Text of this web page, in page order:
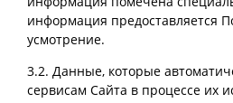
информация предоставляется
усмотрение.
3.2. Данные, которые
сервисам Сайта в процессе их